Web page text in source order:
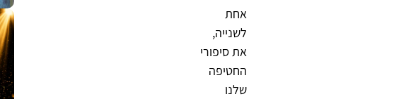
אחת
לשנייה,
את סיפורי
החטיפה
שלנו